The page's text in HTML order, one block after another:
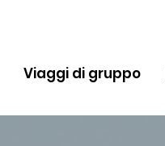
Viaggi di gruppo